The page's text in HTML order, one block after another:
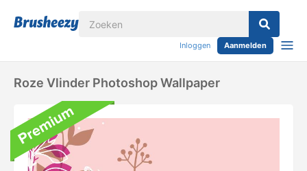
Inloggen Aanmelden
Roze Vlinder Photoshop Wallpaper